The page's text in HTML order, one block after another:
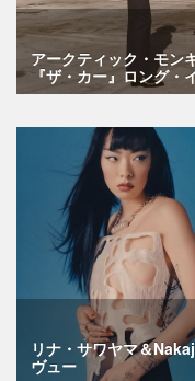
アークティック・モン
『ザ・カー』ロング・
リナ・サワヤマ＆
ヴュー